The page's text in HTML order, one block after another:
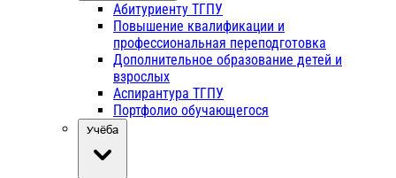
Абитуриенту ТГПУ
Повышение квалификации и
профессиональная переподготовка
Дополнительное образование детей и
взрослых
Аспирантура ТГПУ
Портфолио обучающегося
Учёба